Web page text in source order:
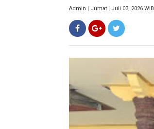
Admin | Jumat | Juli 03, 2026 WIB